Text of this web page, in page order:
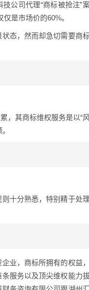
公司代理“商标被抢注”
是市场价的60%。
态，然而却急切需要商
，其商标维权服务是以“风
十分熟悉，特别精于处理
业，商标所拥有的权益，
服务以及顶尖维权能力